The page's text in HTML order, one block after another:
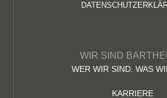
WIR SIND
WER WIR SIND. WAS
KARRIERE